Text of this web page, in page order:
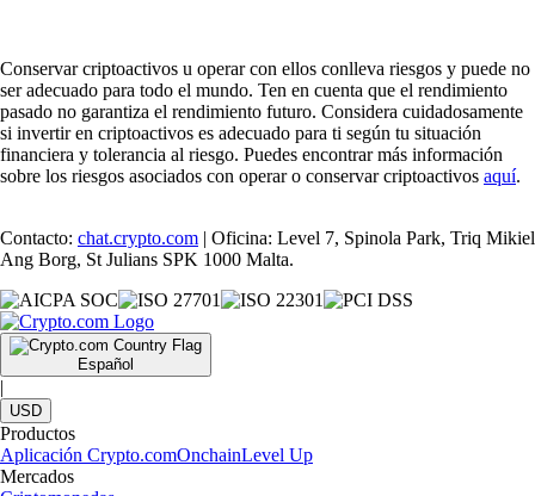
Conservar criptoactivos u operar con ellos conlleva riesgos y puede no
ser adecuado para todo el mundo. Ten en cuenta que el rendimiento
pasado no garantiza el rendimiento futuro. Considera cuidadosamente
si invertir en criptoactivos es adecuado para ti según tu situación
financiera y tolerancia al riesgo. Puedes encontrar más información
sobre los riesgos asociados con operar o conservar criptoactivos aquí.
Contacto: chat.crypto.com | Oficina: Level 7, Spinola Park, Triq Mikiel
Ang Borg, St Julians SPK 1000 Malta.
Español
|
USD
Productos
Aplicación Crypto.comOnchainLevel Up
Mercados